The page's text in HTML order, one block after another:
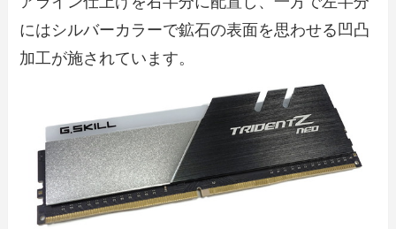
にはシルバーカラーで鉱石の表面を思わせる凹凸
加工が施されています。